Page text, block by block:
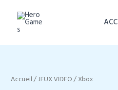
contenu
Accueil/JEUX VIDEO/ Xbox